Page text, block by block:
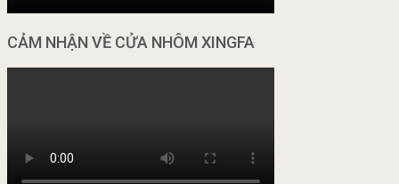
CẢM NHẬN VỀ CỬA NHÔM XINGFA